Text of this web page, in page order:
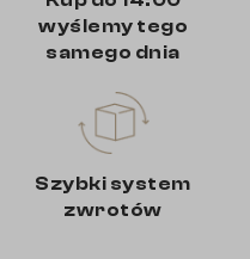
wyślemy tego
samego dnia
Szybki system
zwrotów